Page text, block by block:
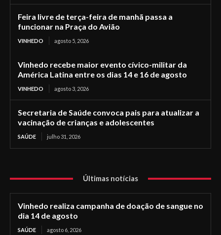
Feira livre de terça-feira de manhã passa a
funcionar na Praça do Avião
VINHEDO agosto 5, 2026
Vinhedo recebe maior evento cívico-militar da
América Latina entre os dias 14 e 16 de agosto
VINHEDO agosto 3, 2026
Secretaria de Saúde convoca pais para atualizar a
vacinação de crianças e adolescentes
SAÚDE julho 31, 2026
Últimas notícias
Vinhedo realiza campanha de doação de sangue no
dia 14 de agosto
SAÚDE agosto 6, 2026